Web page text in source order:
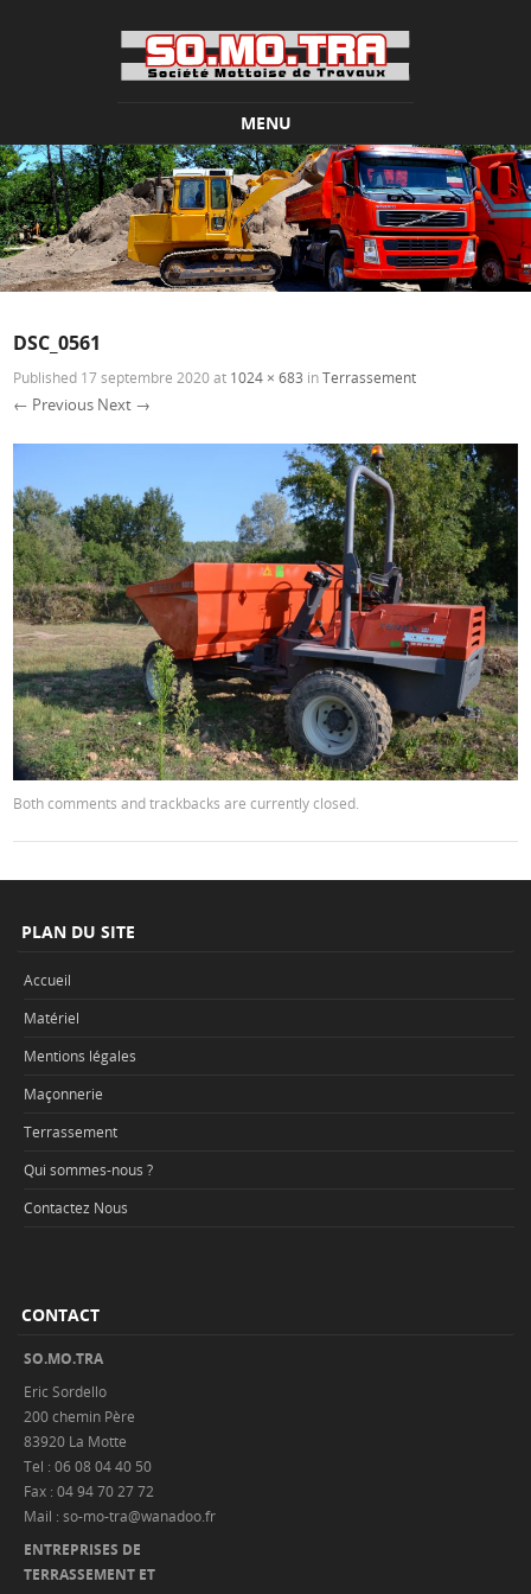
MENU
Skip to content
DSC_0561
Published 17 septembre 2020at 1024 × 683 inTerrassement
← Previous Next →
Both comments and trackbacks are currently closed.
PLAN DU SITE
Accueil
Matériel
Mentions légales
Maçonnerie
Terrassement
Qui sommes-nous ?
Contactez Nous
CONTACT
SO.MO.TRA
Eric Sordello
200 chemin Père
83920 La Motte
Tel : 06 08 04 40 50
Fax : 04 94 70 27 72
Mail : so-mo-tra@wanadoo.fr
ENTREPRISES DE
TERRASSEMENT ET